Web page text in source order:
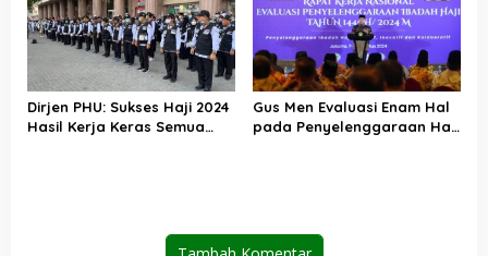
Dirjen PHU: Sukses Haji 2024
Hasil Kerja Keras Semua
Gus Men Evaluasi Enam Hal
pada Penyelenggaraan Haji